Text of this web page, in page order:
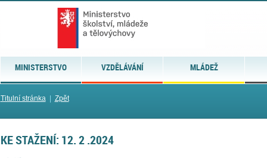
MINISTERSTVO VZDĚLÁVÁNÍ MLÁDEŽ
Titulní stránka| Zpět
KE STAŽENÍ: 12. 2 .2024